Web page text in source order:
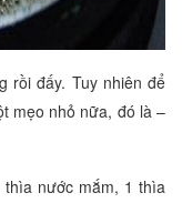
rồi đấy. Tuy nhiên để
mẹo nhỏ nữa, đó là –
nước mắm, 1 thìa